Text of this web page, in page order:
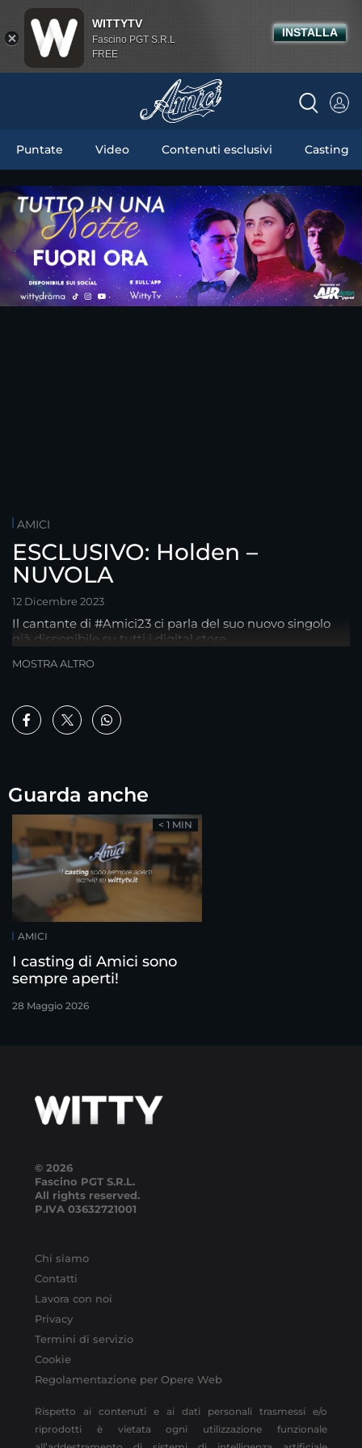
Puntate Video Contenuti esclusivi Casting
AMICI
ESCLUSIVO: Holden –
NUVOLA
12 Dicembre 2023
Il cantante di #Amici23 ci parla del suo nuovo singolo
già disponibile su tutti i digital store...
MOSTRA ALTRO
Guarda anche
AMICI
I casting di Amici sono
sempre aperti!
28 Maggio 2026
< 1 MIN
© 2026
Fascino PGT S.R.L.
All rights reserved.
P.IVA 03632721001
Chi siamo
Contatti
Lavora con noi
Privacy
Termini di servizio
Cookie
Regolamentazione per Opere Web
Rispetto ai contenuti e ai dati personali trasmessi e/o
riprodotti è vietata ogni utilizzazione funzionale
WITTYTV
Fascino PGT S.R.L
FREE
INSTALLA